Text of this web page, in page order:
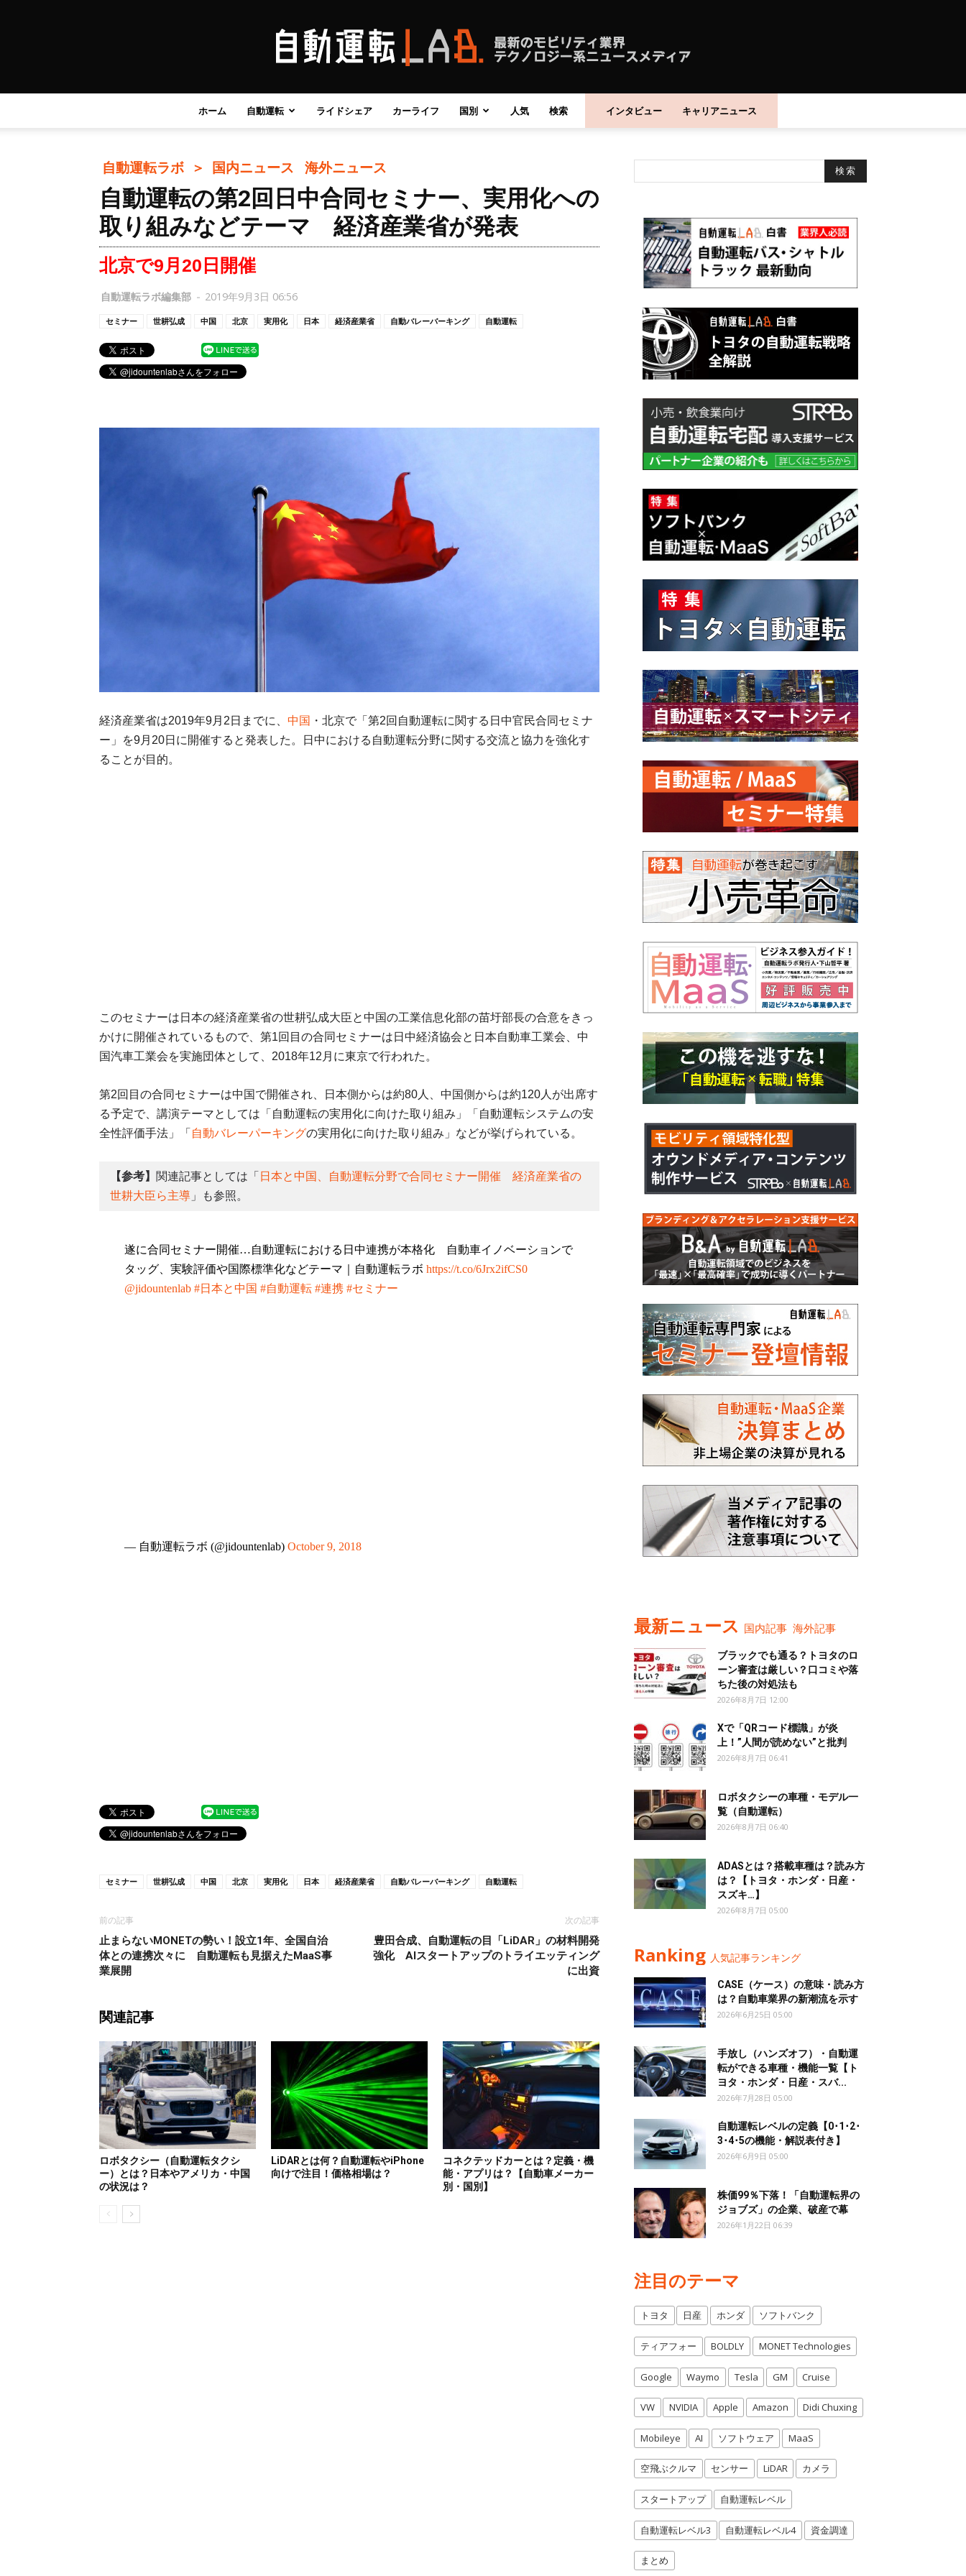
自
動
ホーム 自動運転 ライドシェア カーライフ 国別 人気 検索 インタビュー キャリアニュース
自動運転ラボ ＞ 国内ニュース 海外ニュース
自動運転の第2回日中合同セミナー、実用化への
取り組みなどテーマ 経済産業省が発表
北京で9月20日開催
自動運転ラボ編集部 - 2019年9月3日 06:56
セミナー 世耕弘成 中国 北京 実用化 日本 経済産業省 自動バレーバーキング 自動運転
経済産業省は2019年9月2日までに、 中国 ・北京で「第2回自動運転に関する日中官民合同セミナ
ー」を9月20日に開催すると発表した。日中における自動運転分野に関する交流と協力を強化す
ることが目的。
このセミナーは日本の経済産業省の世耕弘成大臣と中国の工業信息化部の苗圩部長の合意をきっ
かけに開催されているもので、第1回目の合同セミナーは日中経済協会と日本自動車工業会、中
国汽車工業会を実施団体として、2018年12月に東京で行われた。
第2回目の合同セミナーは中国で開催され、日本側からは約80人、中国側からは約120人が出席す
る予定で、講演テーマとしては「自動運転の実用化に向けた取り組み」「自動運転システムの安
全性評価手法」「 自動バレーパーキングの実用化に向けた取り組み」などが挙げられている。
【参考】 関連記事としては「 日本と中国、自動運転分野で合同セミナー開催 経済産業省の
世耕大臣ら主導 」も参照。
遂に合同セミナー開催…自動運転における日中連携が本格化 自動車イノベーションで
タッグ、実験評価や国際標準化などテーマ｜自動運転ラボ https://t.co/6Jrx2ifCS0
@jidountenlab #日本と中国 #自動運転 #連携 #セミナー
— 自動運転ラボ (@jidountenlab) October 9, 2018
セミナー 世耕弘成 中国 北京 実用化 日本 経済産業省 自動バレーバーキング 自動運転
前の記事
止まらないMONETの勢い！設立1年、全国自治
体との連携次々に 自動運転も見据えたMaaS事
業展開
次の記事
豊田合成、自動運転の目「LiDAR」の材料開発
強化 AIスタートアップのトライエッティング
に出資
関連記事
ロボタクシー（自動運転タクシ
ー）とは？日本やアメリカ・中国
の状況は？
LiDARとは何？自動運転やiPhone
向けで注目！価格相場は？
コネクテッドカーとは？定義・機
能・アプリは？【自動車メーカー
別・国別】
最新ニュース 国内記事 海外記事
ブラックでも通る？トヨタのロ
ーン審査は厳しい？口コミや落
ちた後の対処法も
2026年8月7日 12:00
Xで「QRコード標識」が炎
上！”人間が読めない”と批判
2026年8月7日 06:41
ロボタクシーの車種・モデル一
覧（自動運転）
2026年8月7日 06:40
ADASとは？搭載車種は？読み方
は？【トヨタ・ホンダ・日産・
スズキ…】
2026年8月7日 05:00
Ranking 人気記事ランキング
CASE（ケース）の意味・読み方
は？自動車業界の新潮流を示す
2026年6月25日 05:00
手放し（ハンズオフ）・自動運
転ができる車種・機能一覧【ト
ヨタ・ホンダ・日産・スバ...
2026年7月28日 05:00
自動運転レベルの定義【0･1･2･
3･4･5の機能・解説表付き】
2026年6月9日 05:00
株価99％下落！「自動運転界の
ジョブズ」の企業、破産で幕
2026年1月22日 06:39
注目のテーマ
トヨタ 日産 ホンダ ソフトバンク
ティアフォー BOLDLY MONET Technologies
Google Waymo Tesla GM Cruise
VW NVIDIA Apple Amazon Didi Chuxing
Mobileye AI ソフトウェア MaaS
空飛ぶクルマ センサー LiDAR カメラ
スタートアップ 自動運転レベル
自動運転レベル3 自動運転レベル4 資金調達
まとめ